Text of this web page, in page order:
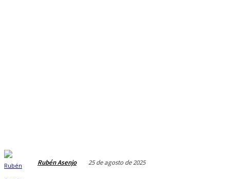
Rubén Asenjo 25 de agosto de 2025